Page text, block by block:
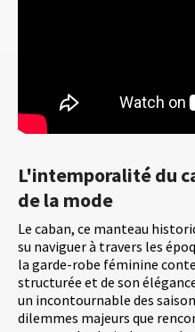
L'intemporalité du
de la mode
Le caban, ce manteau
su naviguer à travers les
la garde-robe féminine
structurée et de son
un incontournable des
dilemmes majeurs que